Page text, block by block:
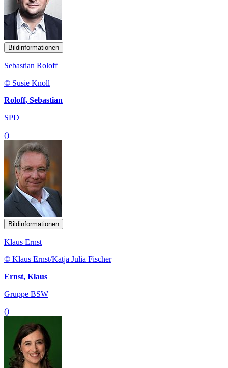
Bildinformationen
Sebastian Roloff
© Susie Knoll
Roloff, Sebastian
SPD
()
Bildinformationen
Klaus Ernst
© Klaus Ernst/Katja Julia Fischer
Ernst, Klaus
Gruppe BSW
()